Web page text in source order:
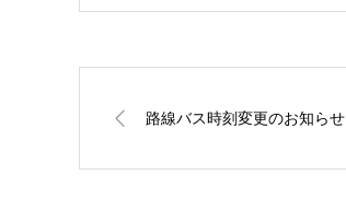
路線バス時刻変更のお知らせ